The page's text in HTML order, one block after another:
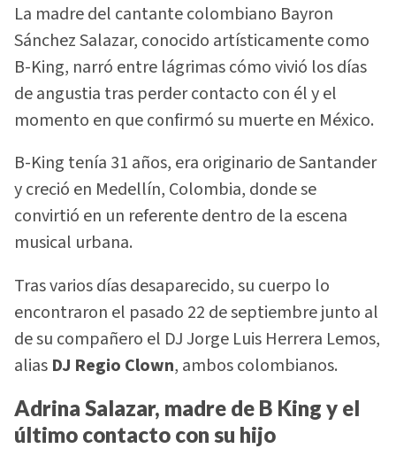
La madre del cantante colombiano Bayron
Sánchez Salazar, conocido artísticamente como
B-King, narró entre lágrimas cómo vivió los días
de angustia tras perder contacto con él y el
momento en que confirmó su muerte en México.
B-King tenía 31 años, era originario de Santander
y creció en Medellín, Colombia, donde se
convirtió en un referente dentro de la escena
musical urbana.
Tras varios días desaparecido, su cuerpo lo
encontraron el pasado 22 de septiembre junto al
de su compañero el DJ Jorge Luis Herrera Lemos,
alias DJ Regio Clown, ambos colombianos.
Adrina Salazar, madre de B King y el
último contacto con su hijo